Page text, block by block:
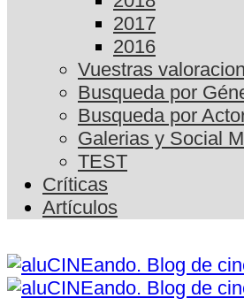
2017
2016
Vuestras
Busqueda por
Busqueda por
Galerias y Social
TEST
Críticas
Artículos